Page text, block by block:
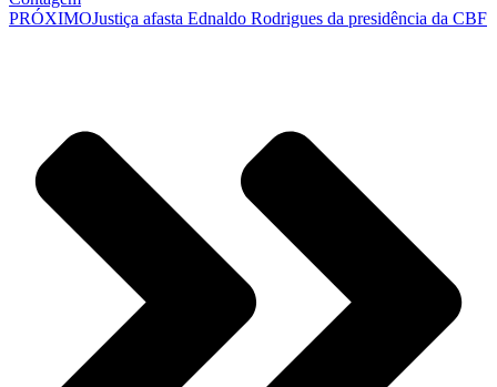
PRÓXIMOJustiça afasta Ednaldo Rodrigues da presidência da CBF